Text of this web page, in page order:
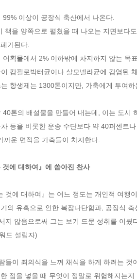
이상이 공장식 축산에서 나온다.
책을 양쪽으로 펼쳤을 때 나오는 지면보다
기된다.
어획물에서 2% 이하밖에 차지하지 않는
캄필로박터균이나 살모넬라균에 감염된
항생제는 1300톤이지만, 가축에게 투여
40톤의 배설물을 만들어 내는데, 이는 도
등을 비롯한 운송 수단보다 약 40퍼센트
까운 면적을 가축들이 차지한다.
에 대하여』에 쏟아진 찬사
것에 대하여』는 어느 정도는 개인적 여행
의 유혹으로 인한 복잡다단함과, 공장식
지 않음으로써 그는 보기 드문 성취를 이뤘
드 설립자)
들이 죄의식을 느껴 채식을 하게 하려는
점을 넣을 때 무엇이 정말로 위험해지는